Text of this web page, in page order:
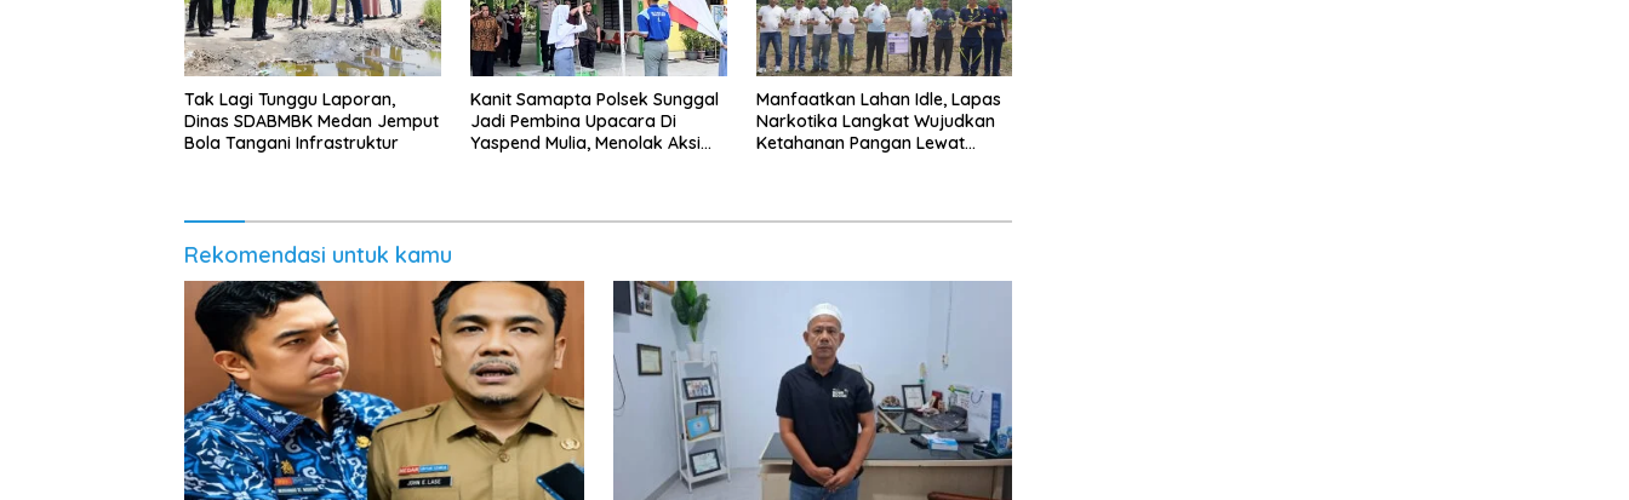
Tak Lagi Tunggu Laporan,
Dinas SDABMBK Medan Jemput
Bola Tangani Infrastruktur
Kanit Samapta Polsek Sunggal
Jadi Pembina Upacara Di
Yaspend Mulia, Menolak Aksi
Manfaatkan Lahan Idle, Lapas
Narkotika Langkat Wujudkan
Ketahanan Pangan Lewat
Rekomendasi untuk kamu